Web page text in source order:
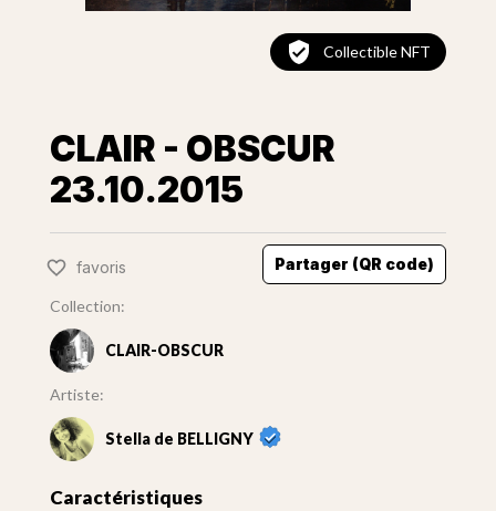
Collectible NFT
CLAIR - OBSCUR
23.10.2015
favoris Partager (QR code)
Collection:
CLAIR-OBSCUR
Artiste:
Stella de BELLIGNY
Caractéristiques